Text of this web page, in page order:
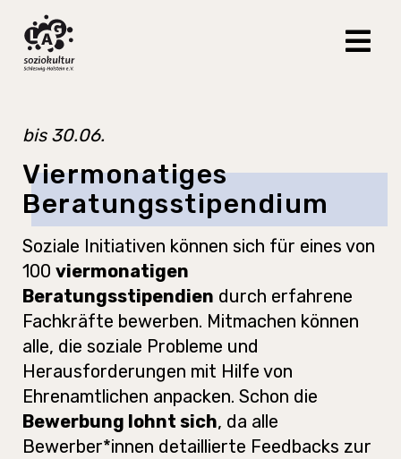
bis 30.06.
Viermonatiges
Beratungsstipendium
Soziale Initiativen können sich für eines von
100 viermonatigen
Beratungsstipendien durch erfahrene
Fachkräfte bewerben. Mitmachen können
alle, die soziale Probleme und
Herausforderungen mit Hilfe von
Ehrenamtlichen anpacken. Schon die
Bewerbung lohnt sich, da alle
Bewerber*innen detaillierte Feedbacks zur